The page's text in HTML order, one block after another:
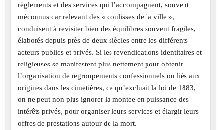
règlements et des services qui l’accompagnent, souvent
méconnus car relevant des « coulisses de la ville »,
conduisent à revisiter bien des équilibres souvent fragiles,
élaborés depuis près de deux siècles entre les différents
acteurs publics et privés. Si les revendications identitaires et
religieuses se manifestent plus nettement pour obtenir
l’organisation de regroupements confessionnels ou liés aux
origines dans les cimetières, ce qu’excluait la loi de 1883,
on ne peut non plus ignorer la montée en puissance des
intérêts privés, pour organiser leurs services et élargir leurs
offres de prestations autour de la mort.